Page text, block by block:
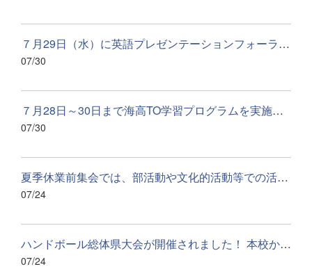
７月29日（水）に英語プレゼンテーションフォーラム県西大会が開...
07/30
７月28日～30日まで海高TO学習プログラムを実施しました。「海高...
07/30
夏季休業前集会では、部活動や文化的活動等での活躍の表彰や英語...
07/24
ハンドボール総体県大会が開催されました！ 本校からは女子ハン...
07/24